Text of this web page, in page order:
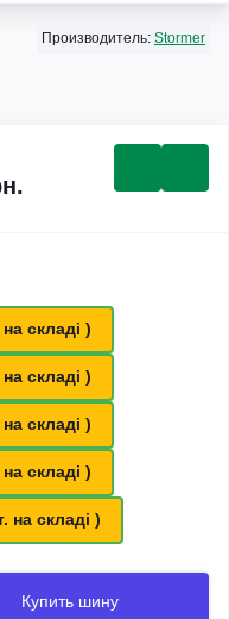
Производитель: Stormer
складі )
складі )
складі )
складі )
на складі )
Купить шину